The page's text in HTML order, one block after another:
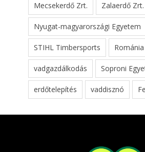
Mecsekerdő Zrt. Zalaerdő Zrt.
Nyugat-magyarországi Egyetem
STIHL Timbersports Románia
vadgazdálkodás Soproni
erdőtelepítés vaddisznó